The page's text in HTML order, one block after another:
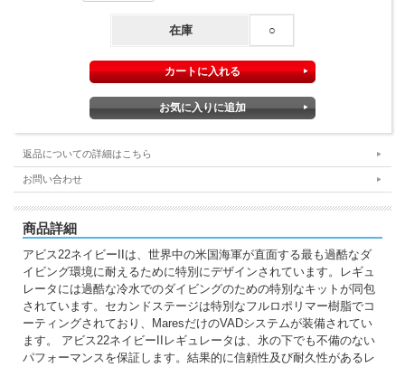
在庫 ○
返品についての詳細はこちら
お問い合わせ
商品詳細
アビス22ネイビーIIは、世界中の米国海軍が直面する最も過酷なダ
イビング環境に耐えるために特別にデザインされています。レギュ
レータには過酷な冷水でのダイビングのための特別なキットが同包
されています。セカンドステージは特別なフルロポリマー樹脂でコ
ーティングされており、MaresだけのVADシステムが装備されてい
ます。 アビス22ネイビーIIレギュレータは、氷の下でも不備のない
パフォーマンスを保証します。結果的に信頼性及び耐久性があるレ